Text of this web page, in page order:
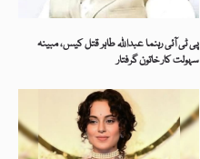
پی ٹی آئی رہنما عبداللہ طاہر قتل کیس، مبینہ
سہولت کار خاتون گرفتار